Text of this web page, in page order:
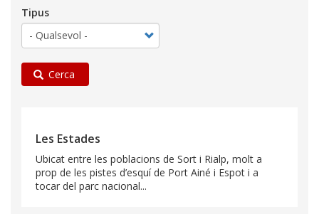
Tipus
Cerca
Les Estades
Ubicat entre les poblacions de Sort i Rialp, molt a
prop de les pistes d’esquí de Port Ainé i Espot i a
tocar del parc nacional...